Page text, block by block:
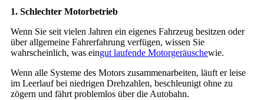
1. Schlechter Motorbetrieb
Wenn Sie seit vielen Jahren ein eigenes Fahrzeug besitzen oder
über allgemeine Fahrerfahrung verfügen, wissen Sie
wahrscheinlich, was eingut laufende Motorgeräuschewie.
Wenn alle Systeme des Motors zusammenarbeiten, läuft er leise
im Leerlauf bei niedrigen Drehzahlen, beschleunigt ohne zu
zögern und fährt problemlos über die Autobahn.